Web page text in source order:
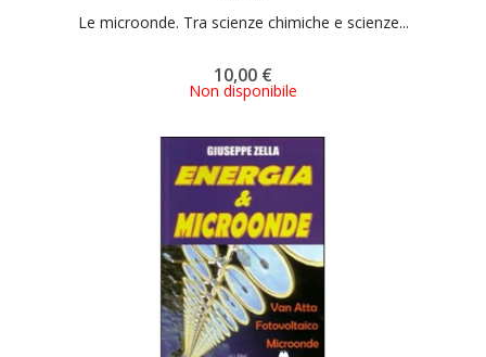
Le microonde. Tra scienze chimiche e scienze...
10,00 €
Non disponibile